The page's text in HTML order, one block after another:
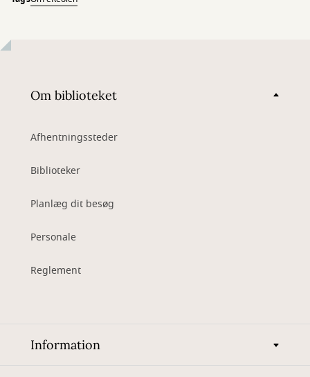
Om biblioteket
Afhentningssteder
Biblioteker
Planlæg dit besøg
Personale
Reglement
Information